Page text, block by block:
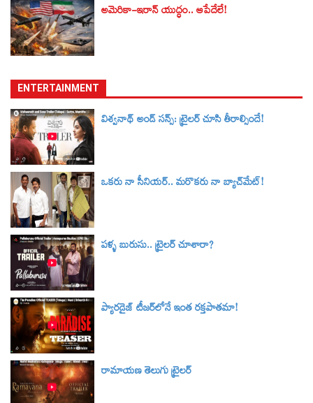
అమెరికా-ఇరాన్ యుద్ధం.. ఆపేదేలే!
ENTERTAINMENT
విశ్వనాథ్ అండ్ సన్స్: ట్రైలర్‌ చూసి తీరాల్సిందే!
ఒకరు నా సీనియర్.. మరొకరు నా బ్యాచ్‌మేట్!
పళ్ళ బురుసు.. ట్రైలర్‌ చూశారా?
ప్యారడైజ్ టీజర్‌లోనే ఇంత రక్తపాతమా!
రామాయణ తెలుగు ట్రైలర్‌